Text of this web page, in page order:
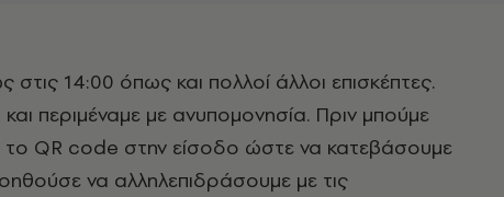
περιμέναμε με ανυπομονησία. Πριν μπούμε
το QR code στην είσοδο ώστε να κατεβάσουμε
να αλληλεπιδράσουμε με τις